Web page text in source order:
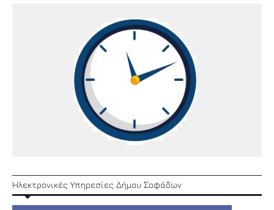
Ηλεκτρονικές Υπηρεσίες Δήμου Σοφάδων